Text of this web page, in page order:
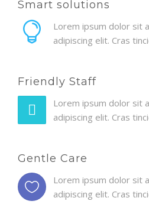
Smart solutions
Lorem ipsum dolor sit
adipiscing elit. Cras
Friendly Staff
Lorem ipsum dolor sit
adipiscing elit. Cras
Gentle Care
Lorem ipsum dolor sit
adipiscing elit. Cras